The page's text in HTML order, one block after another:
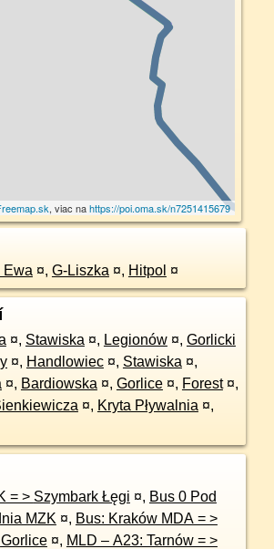
, viac nahttps://poi.oma.sk/n7251415679
Ewa ¤, G-Liszka ¤, Hitpol ¤
¤, Stawiska ¤, Legionów ¤, Gorlicki
¤, Handlowiec ¤, Stawiska ¤,
¤, Bardiowska ¤, Gorlice ¤, Forest ¤,
¤, Kryta Pływalnia ¤,
Bus 6 Zajezdnia MZK = > Szymbark Łęgi ¤, Bus 0 Pod
Zajezdnia MZK ¤, Bus: Kraków MDA = >
Zakliczyn Rynek = > Gorlice ¤, MLD – A23: Tarnów = >